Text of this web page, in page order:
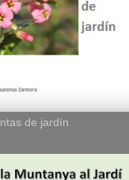
de jardín